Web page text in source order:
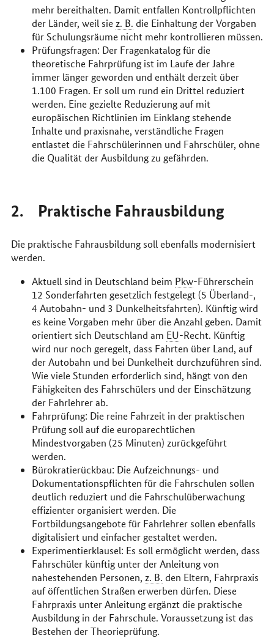
mehr bereithalten. Damit entfallen Kontrollpflichten
der Länder, weil sie z. B. die Einhaltung der Vorgaben
für Schulungsräume nicht mehr kontrollieren müssen.
Prüfungsfragen: Der Fragenkatalog für die
theoretische Fahrprüfung ist im Laufe der Jahre
immer länger geworden und enthält derzeit über
1.100 Fragen. Er soll um rund ein Drittel reduziert
werden. Eine gezielte Reduzierung auf mit
europäischen Richtlinien im Einklang stehende
Inhalte und praxisnahe, verständliche Fragen
entlastet die Fahrschülerinnen und Fahrschüler, ohne
die Qualität der Ausbildung zu gefährden.
2. Praktische Fahrausbildung
Die praktische Fahrausbildung soll ebenfalls modernisiert
werden.
Aktuell sind in Deutschland beim Pkw-Führerschein
12 Sonderfahrten gesetzlich festgelegt (5 Überland-,
4 Autobahn- und 3 Dunkelheitsfahrten). Künftig wird
es keine Vorgaben mehr über die Anzahl geben. Damit
orientiert sich Deutschland am EU-Recht. Künftig
wird nur noch geregelt, dass Fahrten über Land, auf
der Autobahn und bei Dunkelheit durchzuführen sind.
Wie viele Stunden erforderlich sind, hängt von den
Fähigkeiten des Fahrschülers und der Einschätzung
der Fahrlehrer ab.
Fahrprüfung: Die reine Fahrzeit in der praktischen
Prüfung soll auf die europarechtlichen
Mindestvorgaben (25 Minuten) zurückgeführt
werden.
Bürokratierückbau: Die Aufzeichnungs- und
Dokumentationspflichten für die Fahrschulen sollen
deutlich reduziert und die Fahrschulüberwachung
effizienter organisiert werden. Die
Fortbildungsangebote für Fahrlehrer sollen ebenfalls
digitalisiert und einfacher gestaltet werden.
Experimentierklausel: Es soll ermöglicht werden, dass
Fahrschüler künftig unter der Anleitung von
nahestehenden Personen, z. B. den Eltern, Fahrpraxis
auf öffentlichen Straßen erwerben dürfen. Diese
Fahrpraxis unter Anleitung ergänzt die praktische
Ausbildung in der Fahrschule. Voraussetzung ist das
Bestehen der Theorieprüfung.